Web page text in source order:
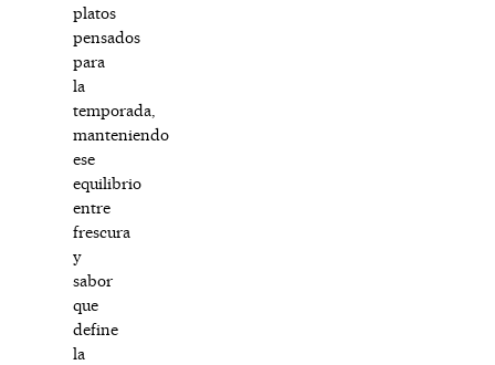
platos
pensados
para
la
temporada,
manteniendo
ese
equilibrio
entre
frescura
y
sabor
que
define
la